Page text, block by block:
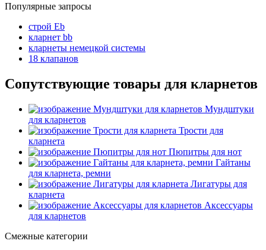
Популярные запросы
строй Eb
кларнет bb
кларнеты немецкой системы
18 клапанов
Сопутствующие товары для кларнетов
Мундштуки
для кларнетов
Трости для
кларнета
Пюпитры для нот
Гайтаны
для кларнета, ремни
Лигатуры для
кларнета
Аксессуары
для кларнетов
Смежные категории